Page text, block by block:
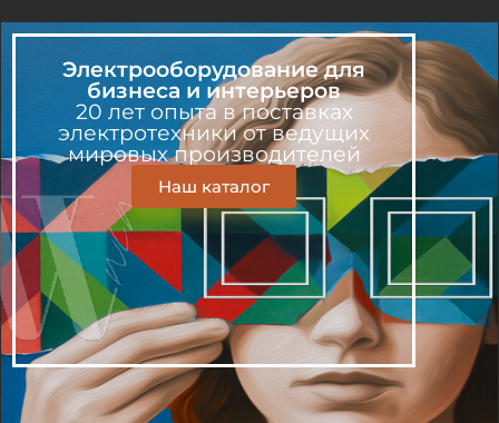
Электрооборудование для
бизнеса и интерьеров
20 лет опыта в поставках
электротехники от ведущих
мировых производителей
Наш каталог